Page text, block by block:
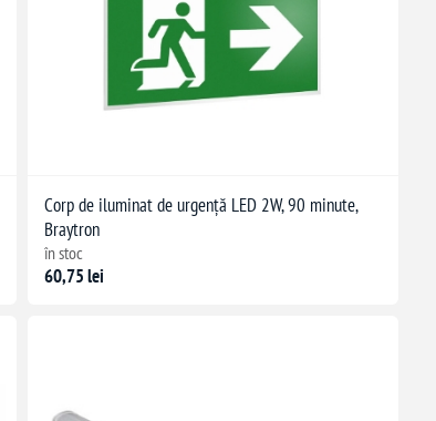
Corp de iluminat de urgență LED 2W, 90 minute,
Braytron
în stoc
60,75 lei